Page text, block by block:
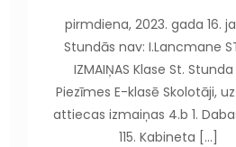
pirmdiena, 2023. gada 16.
Stundās nav: I.Lancmane
IZMAIŅAS Klase St. Stunda
Piezīmes E-klasē Skolotāji,
attiecas izmaiņas 4.b 1.
115. Kabineta […]